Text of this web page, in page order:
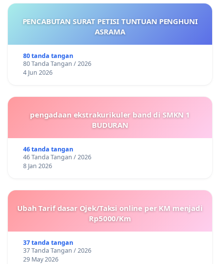
PENCABUTAN SURAT PETISI TUNTUAN PENGHUNI
ASRAMA
80 tanda tangan
80 Tanda Tangan / 2026
4 Jun 2026
pengadaan ekstrakurikuler band di SMKN 1
BUDURAN
46 tanda tangan
46 Tanda Tangan / 2026
8 Jan 2026
Ubah Tarif dasar Ojek/Taksi online per KM menjadi
Rp5000/Km
37 tanda tangan
37 Tanda Tangan / 2026
29 May 2026